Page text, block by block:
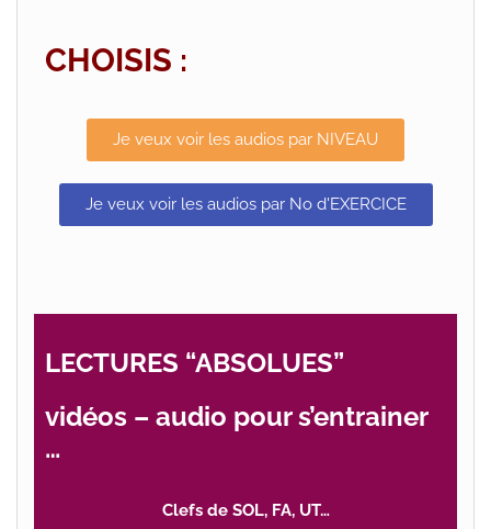
CHOISIS :
Je veux voir les audios par NIVEAU
Je veux voir les audios par No d'EXERCICE
LECTURES “ABSOLUES”
vidéos – audio pour s’entrainer
…
Clefs de SOL, FA, UT…